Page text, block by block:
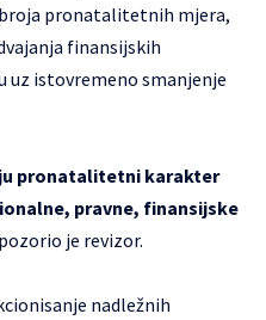
pronatalitetnih mjera,
finansijskih
uz istovremeno smanjenje
pronatalitetni karakter
pravne, finansijske
je revizor.
nadležnih